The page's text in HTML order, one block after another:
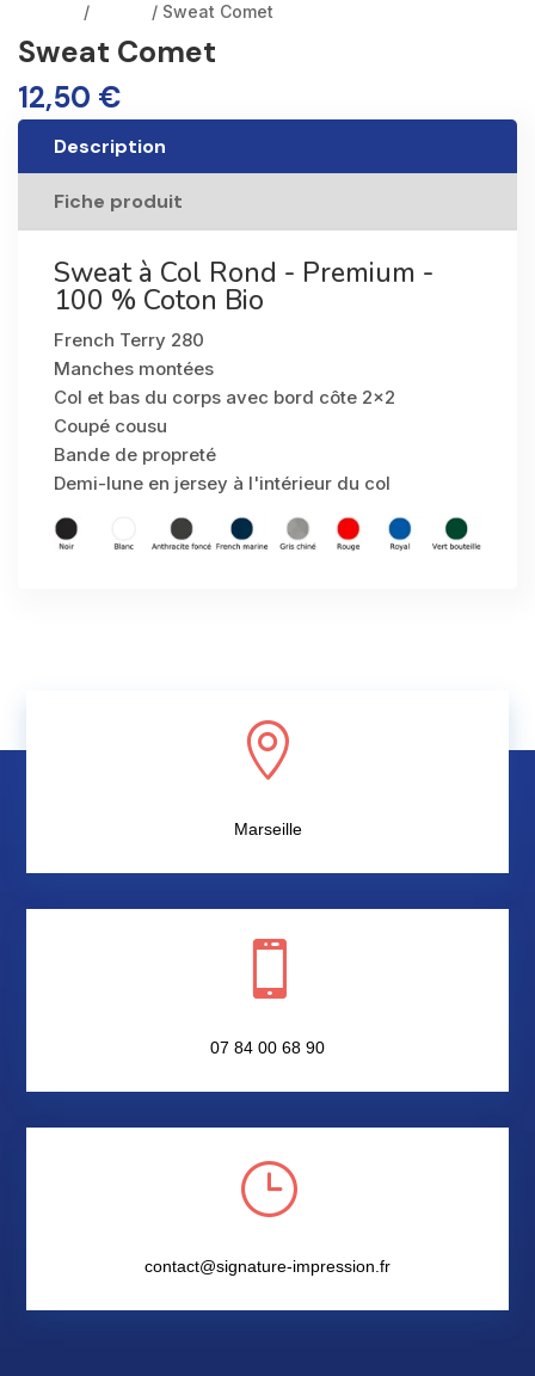
/ / Sweat Comet
Sweat Comet
12,50 €
Description
Fiche produit
Sweat à Col Rond - Premium -
100 % Coton Bio
French Terry 280
Manches montées
Col et bas du corps avec bord côte 2x2
Coupé cousu
Bande de propreté
Demi-lune en jersey à l'intérieur du col

Marseille

07 84 00 68 90
}
contact@signature-impression.fr